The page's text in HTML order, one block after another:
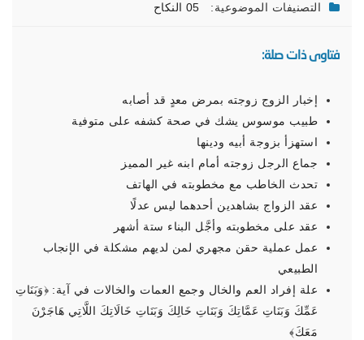
التصنيفات الموضوعية: 05 النكاح
فتاوى ذات صلة:
إخبار الزوج زوجته بمرض معدٍ قد أصابه
طبيب موسوس يشك في صحة كشفه على متوفية
استهزأ بزوجة أبيه ودينها
جماع الرجل زوجته أمام ابنه غير المميز
تحدث الخاطب مع مخطوبته في الهاتف
عقد الزواج بشاهدين أحدهما ليس عدلًا
عقد على مخطوبته وأجَّل البناء ستة أشهر
عمل عملية حقن مجهري لمن لديهم مشكلة في الإنجاب
الطبيعي
علة إفراد العم والخال وجمع العمات والخالات في آية: ﴿‌وَبَنَاتِ
‌عَمِّكَ وَبَنَاتِ عَمَّاتِكَ وَبَنَاتِ خَالِكَ وَبَنَاتِ خَالَاتِكَ اللَّاتِي هَاجَرْنَ
مَعَكَ﴾